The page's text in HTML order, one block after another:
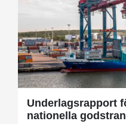
Underlagsrapport
nationella